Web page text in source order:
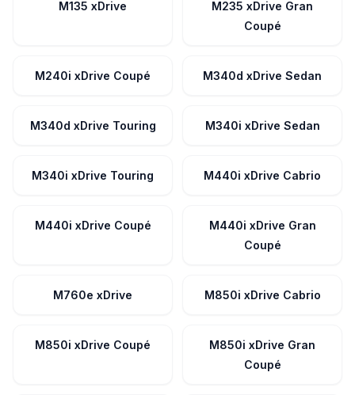
M135 xDrive
M235 xDrive Gran
Coupé
M240i xDrive Coupé M340d xDrive Sedan
M340d xDrive Touring M340i xDrive Sedan
M340i xDrive Touring M440i xDrive Cabrio
M440i xDrive Coupé
M440i xDrive Gran
Coupé
M760e xDrive M850i xDrive Cabrio
M850i xDrive Coupé
M850i xDrive Gran
Coupé